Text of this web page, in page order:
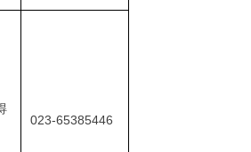
023-65385446